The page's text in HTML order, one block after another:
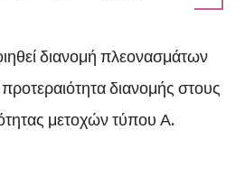
διανομή πλεονασμάτων
διανομής στους
μετοχών τύπου Α.